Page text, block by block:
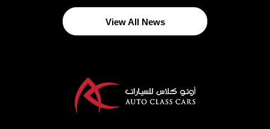
View All News